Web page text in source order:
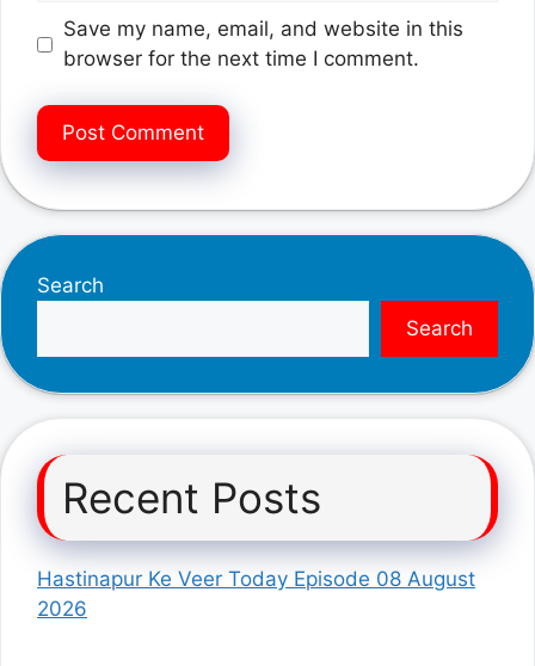
Save my name, email, and website in this
browser for the next time I comment.
Search
Search
Recent Posts
Hastinapur Ke Veer Today Episode 08 August
2026